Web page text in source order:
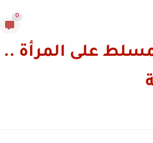
0
على المرأة ..